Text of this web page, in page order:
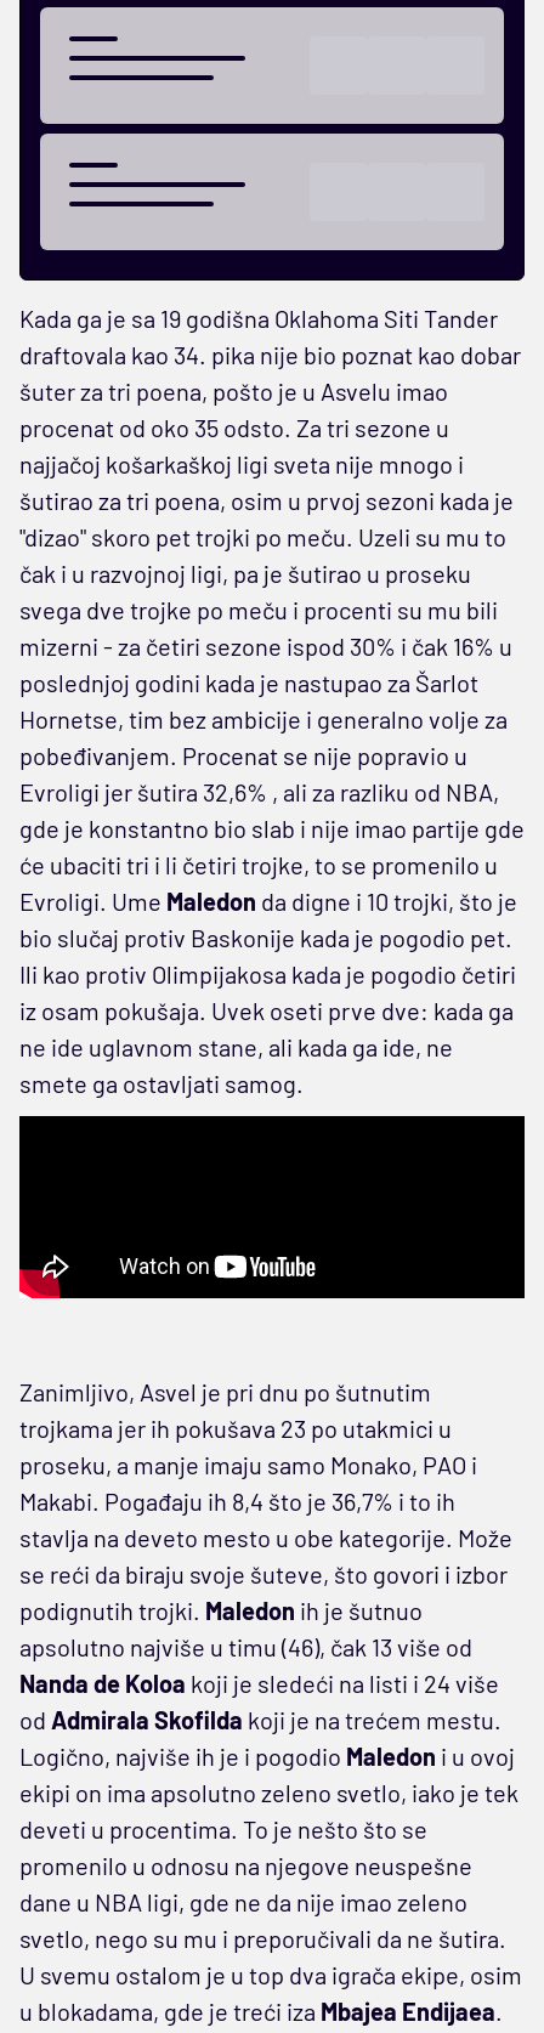
Kada ga je sa 19 godišna Oklahoma Siti Tander
draftovala kao 34. pika nije bio poznat kao dobar
šuter za tri poena, pošto je u Asvelu imao
procenat od oko 35 odsto. Za tri sezone u
najjačoj košarkaškoj ligi sveta nije mnogo i
šutirao za tri poena, osim u prvoj sezoni kada je
"dizao" skoro pet trojki po meču. Uzeli su mu to
čak i u razvojnoj ligi, pa je šutirao u proseku
svega dve trojke po meču i procenti su mu bili
mizerni - za četiri sezone ispod 30% i čak 16% u
poslednjoj godini kada je nastupao za Šarlot
Hornetse, tim bez ambicije i generalno volje za
pobeđivanjem. Procenat se nije popravio u
Evroligi jer šutira 32,6% , ali za razliku od NBA,
gde je konstantno bio slab i nije imao partije gde
će ubaciti tri i li četiri trojke, to se promenilo u
Evroligi. Ume Maledon da digne i 10 trojki, što je
bio slučaj protiv Baskonije kada je pogodio pet.
Ili kao protiv Olimpijakosa kada je pogodio četiri
iz osam pokušaja. Uvek oseti prve dve: kada ga
ne ide uglavnom stane, ali kada ga ide, ne
smete ga ostavljati samog.
Zanimljivo, Asvel je pri dnu po šutnutim
trojkama jer ih pokušava 23 po utakmici u
proseku, a manje imaju samo Monako, PAO i
Makabi. Pogađaju ih 8,4 što je 36,7% i to ih
stavlja na deveto mesto u obe kategorije. Može
se reći da biraju svoje šuteve, što govori i izbor
podignutih trojki. Maledon ih je šutnuo
apsolutno najviše u timu (46), čak 13 više od
Nanda de Koloa koji je sledeći na listi i 24 više
od Admirala Skofilda koji je na trećem mestu.
Logično, najviše ih je i pogodio Maledon i u ovoj
ekipi on ima apsolutno zeleno svetlo, iako je tek
deveti u procentima. To je nešto što se
promenilo u odnosu na njegove neuspešne
dane u NBA ligi, gde ne da nije imao zeleno
svetlo, nego su mu i preporučivali da ne šutira.
U svemu ostalom je u top dva igrača ekipe, osim
u blokadama, gde je treći iza Mbajea Endijaea.